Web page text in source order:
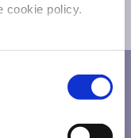
cookie policy.
the use of all
from third-
can confirm your